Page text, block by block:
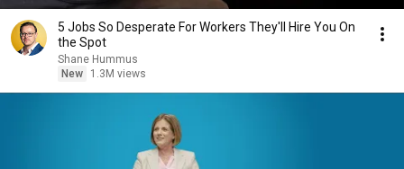
5 Jobs So Desperate For Workers They'll Hire You On
the Spot
Shane Hummus
New
1.3M views